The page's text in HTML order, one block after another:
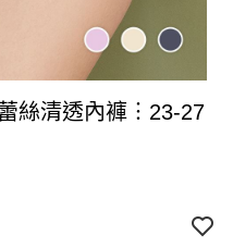
絲清透內褲︙23-27